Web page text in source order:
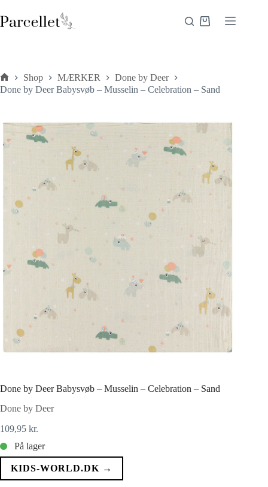
til
indhold
Indkøbskurv
Forside
Shop MÆRKER
Done by Deer
Done by Deer Babysvøb – Musselin – Celebration – Sand
Done by Deer Babysvøb – Musselin – Celebration – Sand
Done by Deer
109,95 kr.
På lager
KIDS-WORLD.DK →